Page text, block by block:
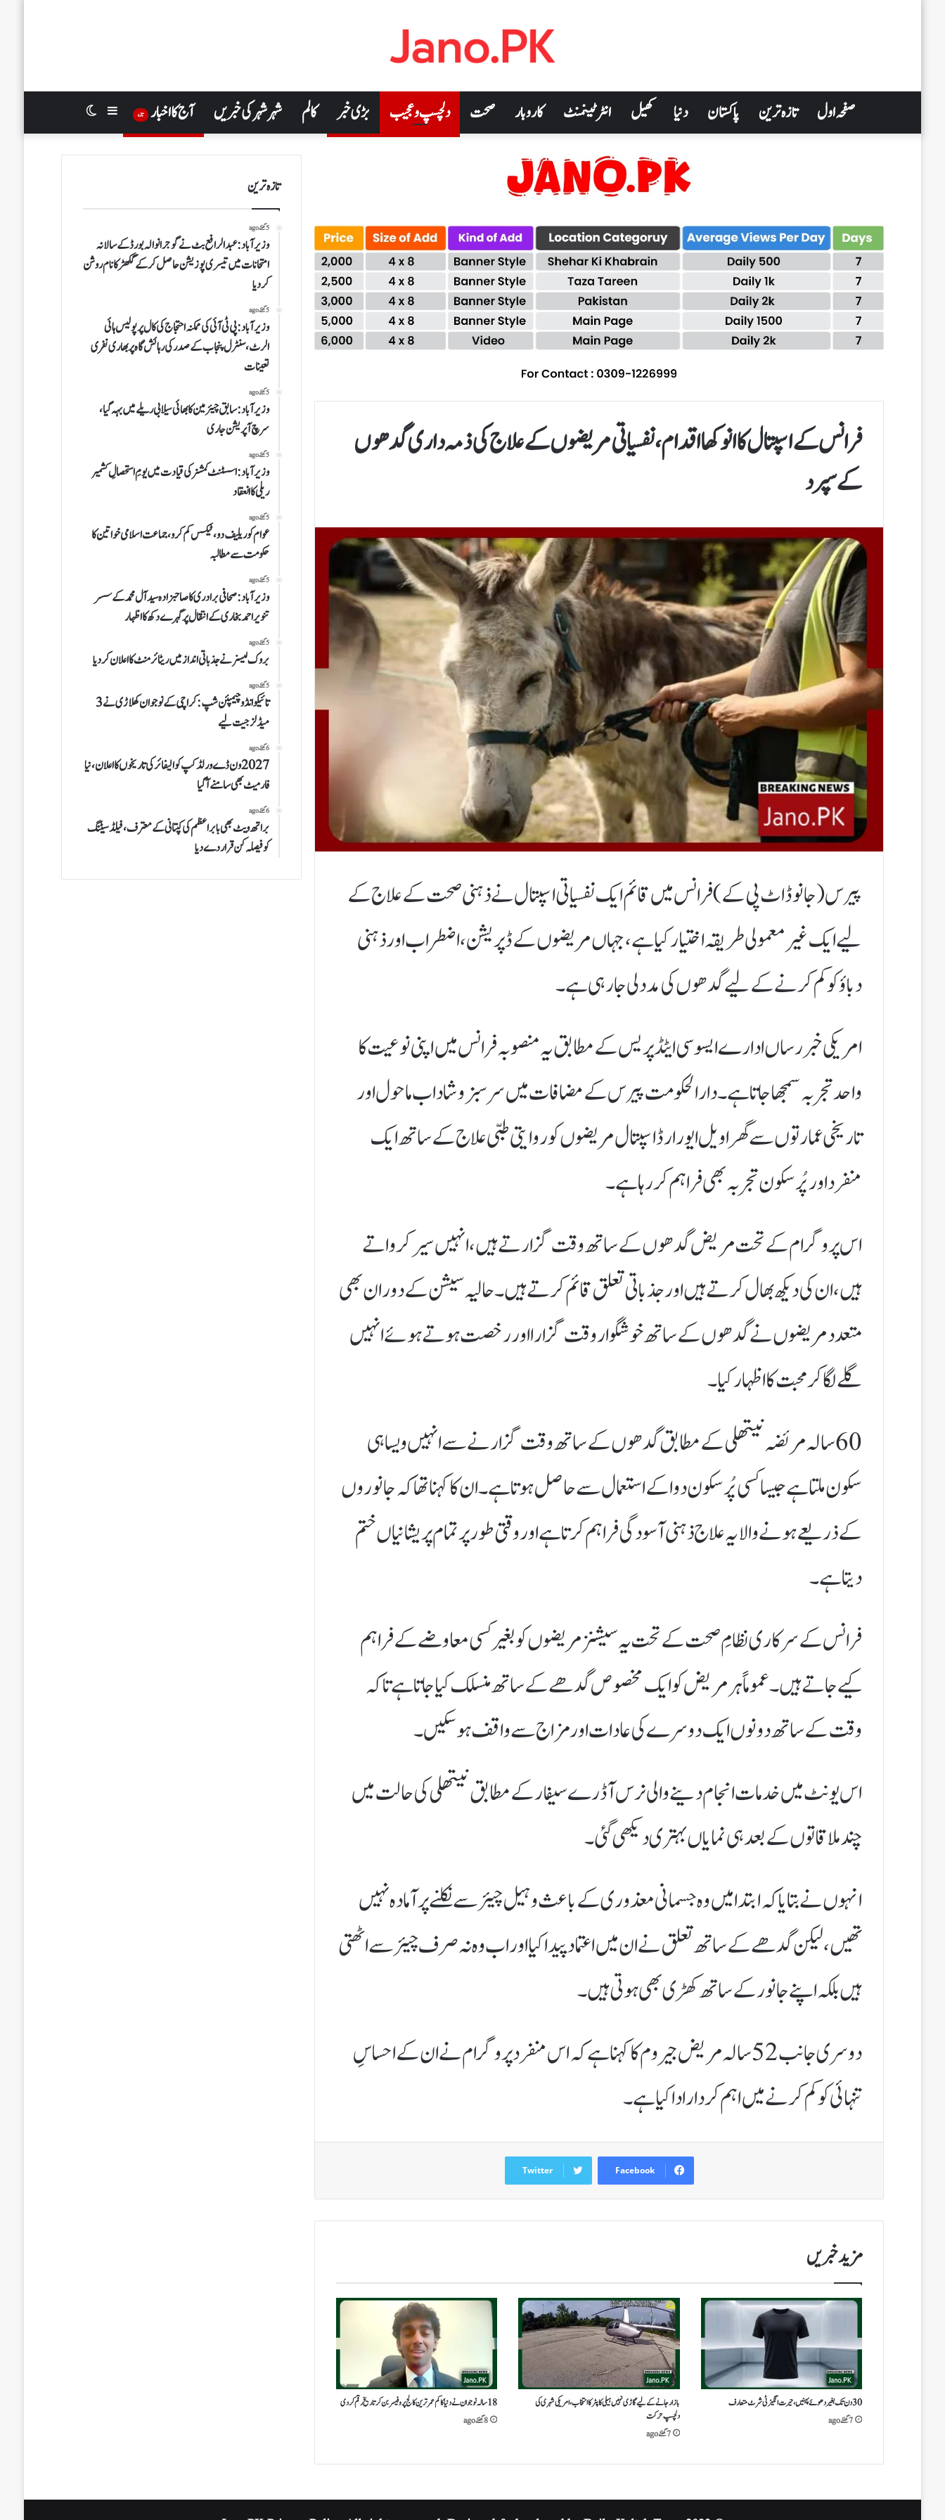
صفحہ اول تازہ ترین پاکستان دنیا کھیل انٹرٹینمنٹ کاروبار صحت دلچسپ و عجیب بڑی خبر کالم شہر شہر کی خبریں آج کا اخبار تازہ Switch
skin
Sidebar
فرانس کے اسپتال کا انوکھا اقدام،نفسیاتی مریضوں کے علاج کی ذمہ داری گدھوں
کے سپرد
پیرس(جانوڈاٹ پی کے)فرانس میں قائم ایک نفسیاتی اسپتال نے ذہنی صحت کے علاج کے
لیے ایک غیرمعمولی طریقہ اختیار کیا ہے، جہاں مریضوں کے ڈپریشن، اضطراب اور ذہنی
دباؤ کو کم کرنے کے لیے گدھوں کی مدد لی جا رہی ہے۔
امریکی خبر رساں ادارے ایسوسی ایٹڈ پریس کے مطابق یہ منصوبہ فرانس میں اپنی نوعیت کا
واحد تجربہ سمجھا جاتا ہے۔ دارالحکومت پیرس کے مضافات میں سرسبز و شاداب ماحول اور
تاریخی عمارتوں سے گھرا ویل ایورارڈ اسپتال مریضوں کو روایتی طبی علاج کے ساتھ ایک
منفرد اور پُرسکون تجربہ بھی فراہم کر رہا ہے۔
اس پروگرام کے تحت مریض گدھوں کے ساتھ وقت گزارتے ہیں، انہیں سیر کرواتے
ہیں، ان کی دیکھ بھال کرتے ہیں اور جذباتی تعلق قائم کرتے ہیں۔ حالیہ سیشن کے دوران بھی
متعدد مریضوں نے گدھوں کے ساتھ خوشگوار وقت گزارا اور رخصت ہوتے ہوئے انہیں
گلے لگا کر محبت کا اظہار کیا۔
60 سالہ مریضہ نیتھلی کے مطابق گدھوں کے ساتھ وقت گزارنے سے انہیں ویسا ہی
سکون ملتا ہے جیسا کسی پُرسکون دوا کے استعمال سے حاصل ہوتا ہے۔ ان کا کہنا تھا کہ جانوروں
کے ذریعے ہونے والا یہ علاج ذہنی آسودگی فراہم کرتا ہے اور وقتی طور پر تمام پریشانیاں ختم
دیتا ہے۔
فرانس کے سرکاری نظامِ صحت کے تحت یہ سیشنز مریضوں کو بغیر کسی معاوضے کے فراہم
کیے جاتے ہیں۔ عموماً ہر مریض کو ایک مخصوص گدھے کے ساتھ منسلک کیا جاتا ہے تاکہ
وقت کے ساتھ دونوں ایک دوسرے کی عادات اور مزاج سے واقف ہو سکیں۔
اس یونٹ میں خدمات انجام دینے والی نرس آڈرے سیفار کے مطابق نیتھلی کی حالت میں
چند ملاقاتوں کے بعد ہی نمایاں بہتری دیکھی گئی۔
انہوں نے بتایا کہ ابتدا میں وہ جسمانی معذوری کے باعث وہیل چیئر سے نکلنے پر آمادہ نہیں
تھیں، لیکن گدھے کے ساتھ تعلق نے ان میں اعتماد پیدا کیا اور اب وہ نہ صرف چیئر سے اٹھتی
ہیں بلکہ اپنے جانور کے ساتھ کھڑی بھی ہوتی ہیں۔
دوسری جانب 52 سالہ مریض جیروم کا کہنا ہے کہ اس منفرد پروگرام نے ان کے احساسِ
تنہائی کو کم کرنے میں اہم کردار ادا کیا ہے۔
Facebook
Twitter
مزید خبریں
30 دن تک بغیر دھوئے پہنیں،حیرت انگیز ٹی شرٹ متعارف
7 گھنٹے ago
بازار جانے کے لیے گاڑی نہیں ہیلی کاپٹر کا انتخاب،امریکی شہری کی
دلچسپ حرکت
7 گھنٹے ago
18 سالہ نوجوان نے دنیا کا کم عمر ترین کالج پروفیسر بن کر تاریخ رقم کر دی
8 گھنٹے ago
تازہ ترین
5 گھنٹے ago
وزیر آباد:عبدالرافع بٹ نے گوجرانوالہ بورڈ کے سالانہ
امتحانات میں تیسری پوزیشن حاصل کر کے گکھڑ کا نام روشن
کر دیا
5 گھنٹے ago
وزیرآباد:پی ٹی آئی کی ممکنہ احتجاج کی کال پر پولیس ہائی
الرٹ،سنٹرل پنجاب کے صدر کی رہائش گاہ پر بھاری نفری
تعینات
5 گھنٹے ago
وزیرآباد: سابق چیئرمین کابھائی سیلابی ریلے میں بہہ گیا،
سرچ آپریشن جاری
5 گھنٹے ago
وزیرآباد:اسسٹنٹ کمشنر کی قیادت میں یومِ استحصالِ کشمیر
ریلی کا انعقاد
5 گھنٹے ago
عوام کو ریلیف دو، ٹیکس کم کرو،جماعت اسلامی خواتین کا
حکومت سے مطالبہ
5 گھنٹے ago
وزیرآباد:صحافی برادری کا صاحبزادہ سید آل محمد کے سسر
تنویر احمد بخاری کے انتقال پرگہرے دکھ کا اظہار
5 گھنٹے ago
بروک لیسنر نے جذباتی انداز میں ریٹائرمنٹ کا اعلان کردیا
5 گھنٹے ago
تائیکوانڈو چیمپئن شپ: کراچی کے نوجوان کھلاڑی نے 3
میڈلز جیت لیے
6 گھنٹے ago
2027 ون ڈے ورلڈکپ کوالیفائر کی تاریخوں کا اعلان، نیا
فارمیٹ بھی سامنے آگیا
6 گھنٹے ago
براتھ ویٹ بھی بابر اعظم کی کپتانی کے معترف، فیلڈ سیٹنگ
کو فیصلہ کن قرار دے دیا